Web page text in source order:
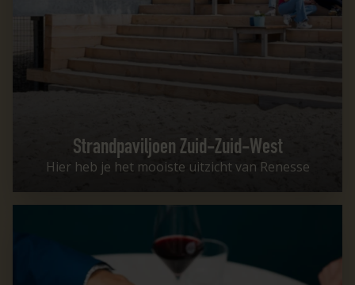
Strandpaviljoen Zuid-Zuid-West
Hier heb je het mooiste uitzicht van Renesse